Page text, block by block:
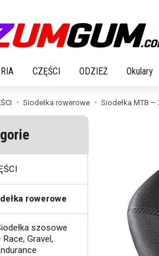
CZĘŚCI ODZIEŻ Okulary
Siodełka rowerowe Siodełka MTB –
rowerowe
szosowe
Race, Gravel,